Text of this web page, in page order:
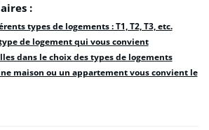
:
types de logements : T1, T2, T3, etc.
de logement qui vous convient
dans le choix des types de logements
maison ou un appartement vous convient le